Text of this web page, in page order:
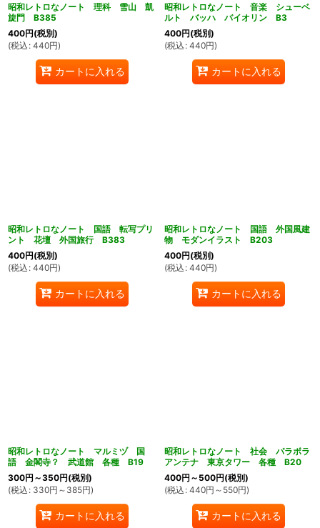
昭和レトロなノート 理科 雪山 凱
旋門 B385
400円(税別)
(税込 : 440円)
カートに入れる
昭和レトロなノート 音楽 シューベ
ルト バッハ バイオリン B3
400円(税別)
(税込 : 440円)
カートに入れる
昭和レトロなノート 国語 転写プリ
ント 花壇 外国旅行 B383
400円(税別)
(税込 : 440円)
カートに入れる
昭和レトロなノート 国語 外国風建
物 モダンイラスト B203
400円(税別)
(税込 : 440円)
カートに入れる
昭和レトロなノート マルミヅ 国
語 金閣寺？ 武道館 各種 B19
300円 ～350円(税別)
(税込 : 330円 ～385円)
カートに入れる
昭和レトロなノート 社会 パラボラ
アンテナ 東京タワー 各種 B20
400円 ～500円(税別)
(税込 : 440円 ～550円)
カートに入れる